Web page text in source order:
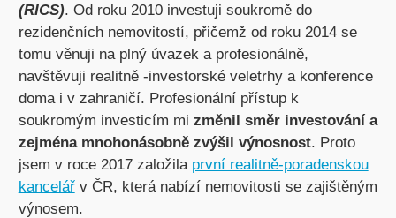
(RICS). Od roku 2010 investuji soukromě do
rezidenčních nemovitostí, přičemž od roku 2014 se
tomu věnuji na plný úvazek a profesionálně,
navštěvuji realitně -investorské veletrhy a konference
doma i v zahraničí. Profesionální přístup k
soukromým investicím mi změnil směr investování a
zejména mnohonásobně zvýšil výnosnost. Proto
jsem v roce 2017 založila první realitně-poradenskou
kancelářv ČR, která nabízí nemovitosti se zajištěným
výnosem.